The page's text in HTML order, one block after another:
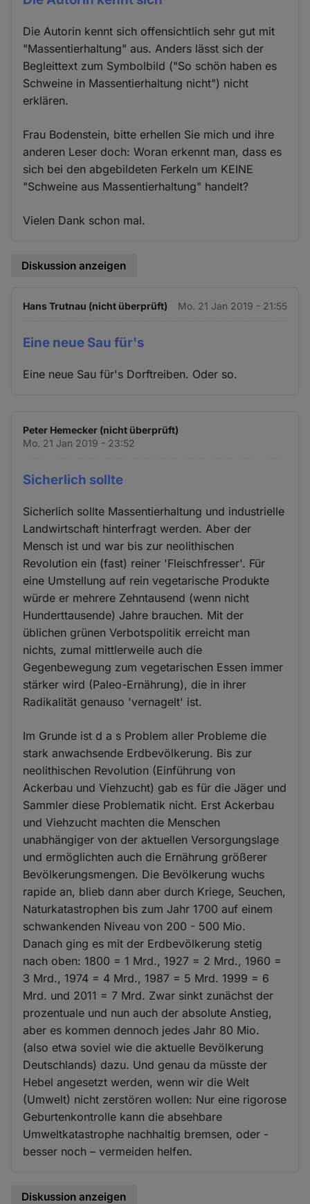
Die Autorin kennt sich offensichtlich sehr gut mit
"Massentierhaltung" aus. Anders lässt sich der
Begleittext zum Symbolbild ("So schön haben es
Schweine in Massentierhaltung nicht") nicht
erklären.
Frau Bodenstein, bitte erhellen Sie mich und ihre
anderen Leser doch: Woran erkennt man, dass es
sich bei den abgebildeten Ferkeln um KEINE
"Schweine aus Massentierhaltung" handelt?
Vielen Dank schon mal.
Diskussion anzeigen
Hans Trutnau (nicht überprüft) Mo. 21 Jan 2019 - 21:55
Eine neue Sau für's
Eine neue Sau für's Dorftreiben. Oder so.
Peter Hemecker (nicht überprüft)
Mo. 21 Jan 2019 - 23:52
Sicherlich sollte
Sicherlich sollte Massentierhaltung und industrielle
Landwirtschaft hinterfragt werden. Aber der
Mensch ist und war bis zur neolithischen
Revolution ein (fast) reiner 'Fleischfresser'. Für
eine Umstellung auf rein vegetarische Produkte
würde er mehrere Zehntausend (wenn nicht
Hunderttausende) Jahre brauchen. Mit der
üblichen grünen Verbotspolitik erreicht man
nichts, zumal mittlerweile auch die
Gegenbewegung zum vegetarischen Essen immer
stärker wird (Paleo-Ernährung), die in ihrer
Radikalität genauso 'vernagelt' ist.
Im Grunde ist d a s Problem aller Probleme die
stark anwachsende Erdbevölkerung. Bis zur
neolithischen Revolution (Einführung von
Ackerbau und Viehzucht) gab es für die Jäger und
Sammler diese Problematik nicht. Erst Ackerbau
und Viehzucht machten die Menschen
unabhängiger von der aktuellen Versorgungslage
und ermöglichten auch die Ernährung größerer
Bevölkerungsmengen. Die Bevölkerung wuchs
rapide an, blieb dann aber durch Kriege, Seuchen,
Naturkatastrophen bis zum Jahr 1700 auf einem
schwankenden Niveau von 200 - 500 Mio.
Danach ging es mit der Erdbevölkerung stetig
nach oben: 1800 = 1 Mrd., 1927 = 2 Mrd., 1960 =
3 Mrd., 1974 = 4 Mrd., 1987 = 5 Mrd. 1999 = 6
Mrd. und 2011 = 7 Mrd. Zwar sinkt zunächst der
prozentuale und nun auch der absolute Anstieg,
aber es kommen dennoch jedes Jahr 80 Mio.
(also etwa soviel wie die aktuelle Bevölkerung
Deutschlands) dazu. Und genau da müsste der
Hebel angesetzt werden, wenn wir die Welt
(Umwelt) nicht zerstören wollen: Nur eine rigorose
Geburtenkontrolle kann die absehbare
Umweltkatastrophe nachhaltig bremsen, oder -
besser noch – vermeiden helfen.
Diskussion anzeigen